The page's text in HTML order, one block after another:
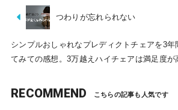
つわりが忘れられない
シンプルおしゃれなプレディクトチェアを3年
てみての感想。3万越えハイチェアは満足度が
RECOMMEND